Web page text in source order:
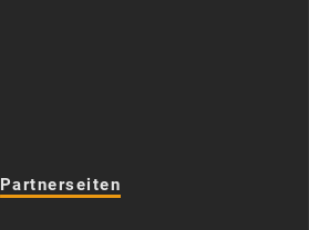
Partnerseiten